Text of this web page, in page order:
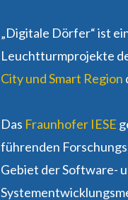
„Digitale Dörfer“ ist
Leuchtturmprojekte
City und Smart Region
Das Fraunhofer IESE
führenden
Gebiet der Software-